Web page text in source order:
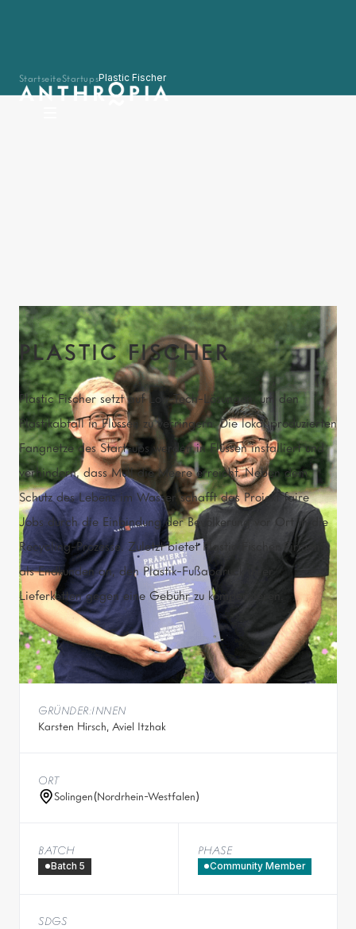
StartseiteStartupsPlastic Fischer
PLASTIC FISCHER
Plastic Fischer setzt auf Low-Tech-Lösungen, um den
Plastikabfall in Flüssen zu verringern. Die lokal produzierten
Fangnetze des Start-ups werden in Flüssen installiert und
verhindern, dass Müll die Meere erreicht. Neben dem
Schutz des Lebens im Wasser schafft das Projekt faire
Jobs durch die Einbindung der Bevölkerung vor Ort in die
Recycling-Prozesse. Zuletzt bietet Plastic Fischer Firmen
als Endkunden an, den Plastik-Fußabdruck ihrer
Lieferketten gegen eine Gebühr zu kompensieren.
GRÜNDER:INNEN
Karsten Hirsch, Aviel Itzhak
ORT
Solingen(Nordrhein-Westfalen)
BATCH
Batch 5
PHASE
Community Member
SDGS